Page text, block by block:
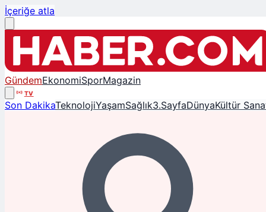
İçeriğe atla
GündemEkonomiSporMagazin
TV
Son DakikaTeknolojiYaşamSağlık3.SayfaDünyaKültür